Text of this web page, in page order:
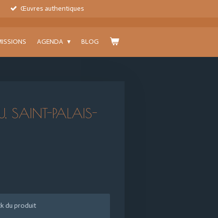
Œuvres authentiques
AGENDA BLOG
SAINT-PALAIS-
du produit